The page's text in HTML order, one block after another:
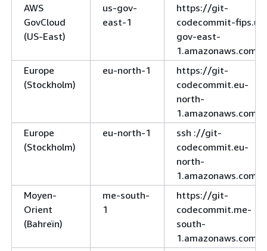
AWS
GovCloud
(US-East)
us-gov-
east-1
https://git-
codecommit-
gov-east-
1.amazonaws.com
Europe
(Stockholm)
eu-north-1
https://git-
codecommit.eu-
north-
1.amazonaws.com
Europe
(Stockholm)
eu-north-1
ssh ://git-
codecommit.eu-
north-
1.amazonaws.com
Moyen-
Orient
(Bahreïn)
me-south-
1
https://git-
codecommit.me-
south-
1.amazonaws.com